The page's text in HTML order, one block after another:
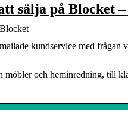
sälja på Blocket –
kundservice med
och heminredning, till